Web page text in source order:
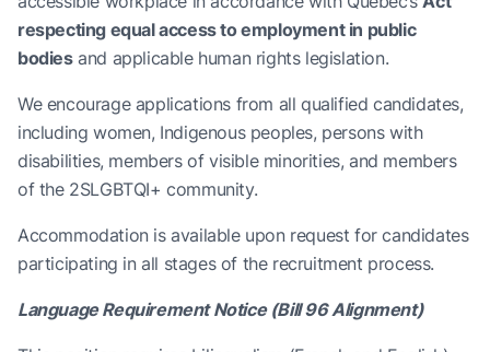
respecting equal access to employment in public
bodiesand applicable human rights legislation.
We encourage applications from all qualified candidates,
including women, Indigenous peoples, persons with
disabilities, members of visible minorities, and members
of the 2SLGBTQI+ community.
Accommodation is available upon request for candidates
participating in all stages of the recruitment process.
Language Requirement Notice (Bill 96 Alignment)